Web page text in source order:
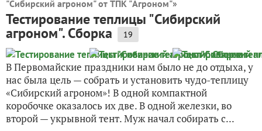
"Сибирский агроном" от ТПК "Агроном"»
Тестирование теплицы "Сибирский
агроном". Сборка 19
В Первомайские праздники нам было не до отдыха, у
нас была цель — собрать и установить чудо-теплицу
«Сибирский агроном»! В одной компактной
коробочке оказалось их две. В одной железки, во
второй — укрывной тент. Муж начал собирать с...